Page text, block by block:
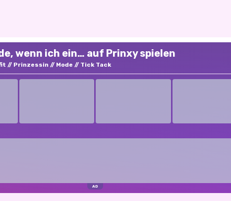
wenn ich ein… auf Prinxy spielen
Prinzessin Mode Tick Tack